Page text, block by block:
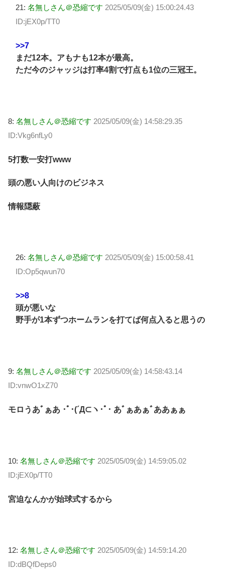
21: 名無しさん＠恐縮です 2025/05/09(金) 15:00:24.43
ID:jEX0p/TT0
>>7
まだ12本。アもナも12本が最高。
ただ今のジャッジは打率4割で打点も1位の三冠王。
8: 名無しさん＠恐縮です 2025/05/09(金) 14:58:29.35
ID:Vkg6nfLy0
5打数一安打www
頭の悪い人向けのビジネス
情報隠蔽
26: 名無しさん＠恐縮です 2025/05/09(金) 15:00:58.41
ID:Op5qwun70
>>8
頭が悪いな
野手が1本ずつホームランを打てば何点入ると思うの
9: 名無しさん＠恐縮です 2025/05/09(金) 14:58:43.14
ID:vnwO1xZ70
モロうあﾞぁあ ･ﾟ･(´Д⊂ヽ･ﾟ･ あﾞぁあぁﾞああぁぁ
10: 名無しさん＠恐縮です 2025/05/09(金) 14:59:05.02
ID:jEX0p/TT0
宮迫なんかが始球式するから
12: 名無しさん＠恐縮です 2025/05/09(金) 14:59:14.20
ID:dBQfDeps0